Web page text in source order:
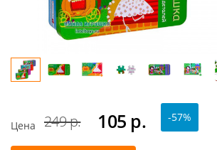
Цена 249 р. 105 р. -57%